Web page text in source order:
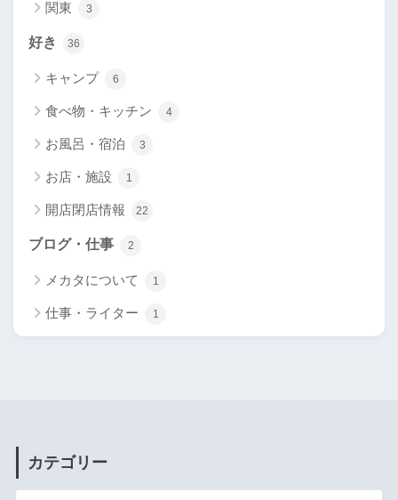
関東 3
好き 36
キャンプ 6
食べ物・キッチン 4
お風呂・宿泊 3
お店・施設 1
開店閉店情報 22
ブログ・仕事 2
メカタについて 1
仕事・ライター 1
カテゴリー